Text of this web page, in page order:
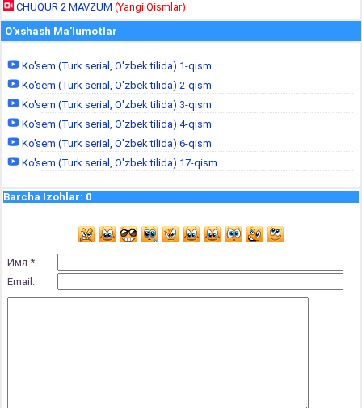
CHUQUR 2 MAVZUM (Yangi Qismlar)
O'xshash Ma'lumotlar
Ko'sem (Turk serial, O'zbek tilida) 1-qism
Ko'sem (Turk serial, O'zbek tilida) 2-qism
Ko'sem (Turk serial, O'zbek tilida) 3-qism
Ko'sem (Turk serial, O'zbek tilida) 4-qism
Ko'sem (Turk serial, O'zbek tilida) 6-qism
Ko'sem (Turk serial, O'zbek tilida) 17-qism
Barcha Izohlar: 0
Имя *:
Email: